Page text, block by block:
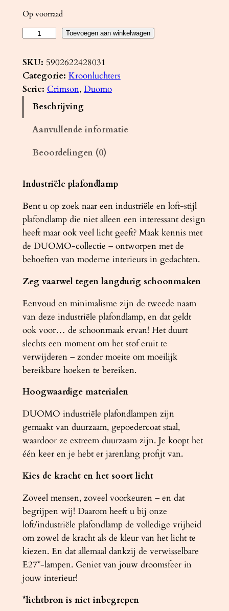
Op voorraad
o
o
n
r
U
O
M
O
5
a
n
t
a
l
Toevoegen aan winkelwagen
SKU: 5902622428031
Categorie: Kroonluchters
Serie: Crimson, Duomo
Beschrijving
Aanvullende informatie
Beoordelingen (0)
Industriële plafondlamp
Bent u op zoek naar een industriële en loft-stijl
plafondlamp die niet alleen een interessant design
heeft maar ook veel licht geeft? Maak kennis met
de DUOMO-collectie – ontworpen met de
behoeften van moderne interieurs in gedachten.
Zeg vaarwel tegen langdurig schoonmaken
Eenvoud en minimalisme zijn de tweede naam
van deze industriële plafondlamp, en dat geldt
ook voor… de schoonmaak ervan! Het duurt
slechts een moment om het stof eruit te
verwijderen – zonder moeite om moeilijk
bereikbare hoeken te bereiken.
Hoogwaardige materialen
DUOMO industriële plafondlampen zijn
gemaakt van duurzaam, gepoedercoat staal,
waardoor ze extreem duurzaam zijn. Je koopt het
één keer en je hebt er jarenlang profijt van.
Kies de kracht en het soort licht
Zoveel mensen, zoveel voorkeuren – en dat
begrijpen wij! Daarom heeft u bij onze
loft/industriële plafondlamp de volledige vrijheid
om zowel de kracht als de kleur van het licht te
kiezen. En dat allemaal dankzij de verwisselbare
E27*-lampen. Geniet van jouw droomsfeer in
jouw interieur!
*lichtbron is niet inbegrepen